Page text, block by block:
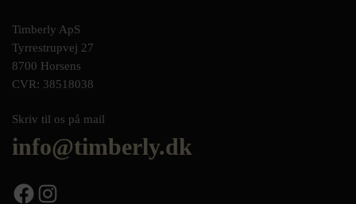
Timberly ApS
Tyrrestrupvej 27
8700 Horsens
CVR: 38518038
Skriv til os på mail
info@timberly.dk
Facebook Instagram